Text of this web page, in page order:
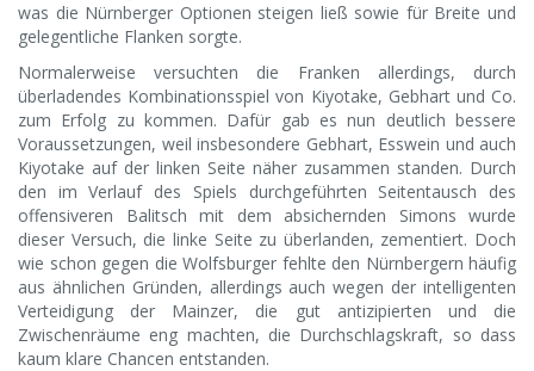
was die Nürnberger Optionen steigen ließ sowie für Breite und
gelegentliche Flanken sorgte.
Normalerweise versuchten die Franken allerdings, durch
überladendes Kombinationsspiel von Kiyotake, Gebhart und Co.
zum Erfolg zu kommen. Dafür gab es nun deutlich bessere
Voraussetzungen, weil insbesondere Gebhart, Esswein und auch
Kiyotake auf der linken Seite näher zusammen standen. Durch
den im Verlauf des Spiels durchgeführten Seitentausch des
offensiveren Balitsch mit dem absichernden Simons wurde
dieser Versuch, die linke Seite zu überlanden, zementiert. Doch
wie schon gegen die Wolfsburger fehlte den Nürnbergern häufig
aus ähnlichen Gründen, allerdings auch wegen der intelligenten
Verteidigung der Mainzer, die gut antizipierten und die
Zwischenräume eng machten, die Durchschlagskraft, so dass
kaum klare Chancen entstanden.